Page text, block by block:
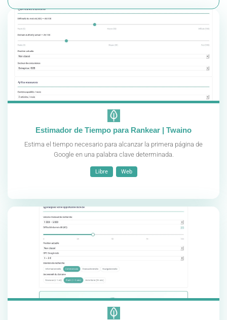
Estimador de Tiempo para Rankear | Twaino
Estima el tiempo necesario para alcanzar la primera página de
Google en una palabra clave determinada.
Libre Web